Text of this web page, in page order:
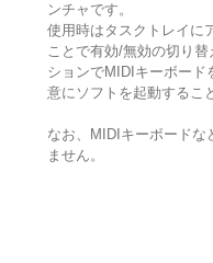
ンチャです。
使用時はタスクトレイに
ことで有効/無効の切り
ションでMIDIキーボード
意にソフトを起動するこ
なお、MIDIキーボードな
ません。